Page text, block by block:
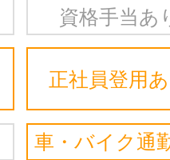
資格手当あ
正社員登用
車・バイク通